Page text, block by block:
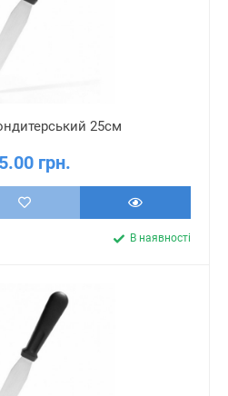
25см
грн.
В наявності